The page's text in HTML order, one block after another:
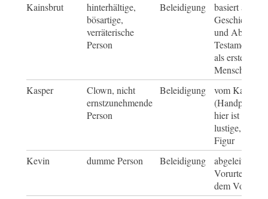
Kainsbrut
hinterhältige,
bösartige,
verräterische
Person
Beleidigung
basiert auf der
Geschichte
und Abel im
Testament,
als erster
Kasper
Clown, nicht
ernstzunehmende
Person
Beleidigung
vom
hier ist der
lustige, etwas
Figur
Kevin
dumme Person Beleidigung
abgeleitet
Vorurteilen
dem